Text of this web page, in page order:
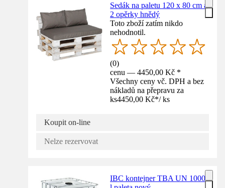
Sedák na paletu 120 x 80 cm a
2 opěrky hnědý
Toto zboží zatím nikdo
nehodnotil.
(0)
cenu — 4450,00 Kč *
Všechny ceny vč. DPH a bez
nákladů na přepravu za
ks4450,00 Kč*/ ks
Koupit on-line
Nelze rezervovat
IBC kontejner TBA UN 1000